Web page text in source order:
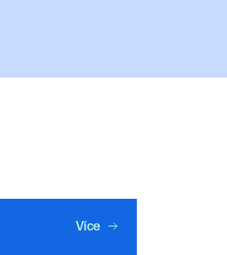
Více